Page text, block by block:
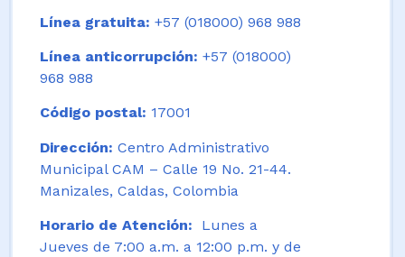
Línea gratuita: +57 (018000) 968 988
Línea anticorrupción: +57 (018000)
968 988
Código postal: 17001
Dirección: Centro Administrativo
Municipal CAM – Calle 19 No. 21-44.
Manizales, Caldas, Colombia
Horario de Atención: Lunes a
Jueves de 7:00 a.m. a 12:00 p.m. y de